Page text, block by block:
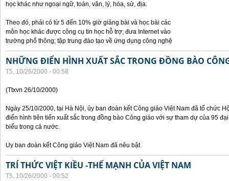
học khác như ngoại ngữ, toán, văn, lý, hóa, sử, địa.
Theo đó, phải có từ 5 đến 10% giờ giảng bài và học bài các
môn học khác được công cụ tin học hỗ trợ; đưa Internet vào
trường phổ thông; tập trung đào tạo về ứng dụng công nghệ
NHỮNG ĐIỂN HÌNH XUẤT SẮC TRONG ĐỒNG BÀO
T5, 10/26/2000 - 00:58
(Ttxvn 26/10/2000)
Ngày 25/10/2000, tại Hà Nội, ủy ban đoàn kết Công giáo Việt Nam đã tổ chức
điển hình tiên tiến xuất sắc trong đồng bào Công giáo với sự tham dự của 95
biểu trong cả nước.
Uy ban đoàn kết Công giáo Việt Nam đã nêu bật
TRÍ THỨC VIỆT KIỀU -THẾ MẠNH CỦA VIỆT NAM
T5, 10/26/2000 - 00:52